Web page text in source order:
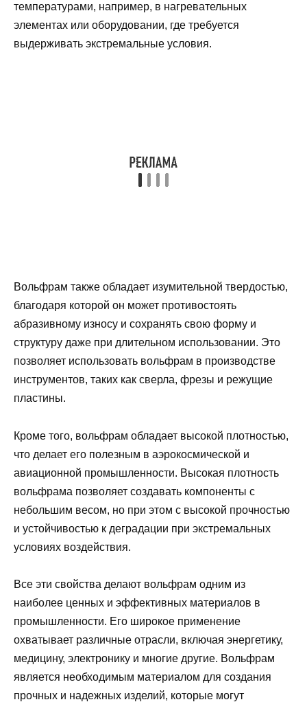
температурами, например, в нагревательных
элементах или оборудовании, где требуется
выдерживать экстремальные условия.
Вольфрам также обладает изумительной твердостью,
благодаря которой он может противостоять
абразивному износу и сохранять свою форму и
структуру даже при длительном использовании. Это
позволяет использовать вольфрам в производстве
инструментов, таких как сверла, фрезы и режущие
пластины.
Кроме того, вольфрам обладает высокой плотностью,
что делает его полезным в аэрокосмической и
авиационной промышленности. Высокая плотность
вольфрама позволяет создавать компоненты с
небольшим весом, но при этом с высокой прочностью
и устойчивостью к деградации при экстремальных
условиях воздействия.
Все эти свойства делают вольфрам одним из
наиболее ценных и эффективных материалов в
промышленности. Его широкое применение
охватывает различные отрасли, включая энергетику,
медицину, электронику и многие другие. Вольфрам
является необходимым материалом для создания
прочных и надежных изделий, которые могут